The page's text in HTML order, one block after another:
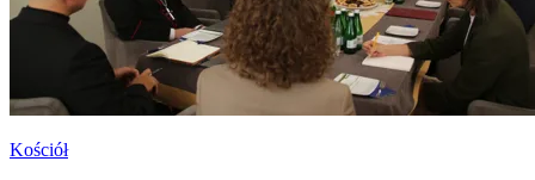
Kościół